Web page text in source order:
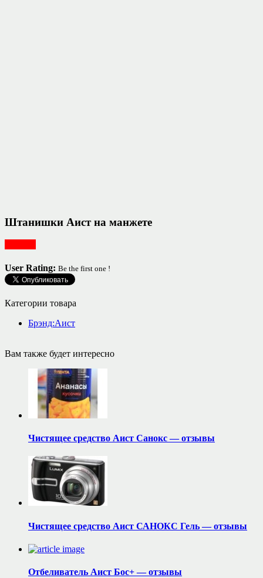
Штанишки Аист на манжете
User Rating: Be the first one !
Категории товара
Брэнд:Аист
Вам также будет интересно
Чистящее средство Аист Санокс — отзывы
Чистящее средство Аист САНОКС Гель — отзывы
Отбеливатель Аист Бос+ — отзывы